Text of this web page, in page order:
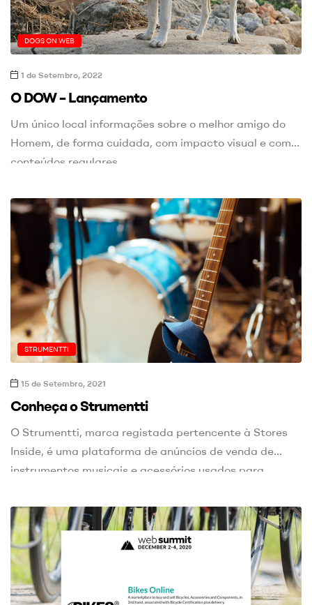
DOGS ON WEB
1 de Setembro, 2022
O DOW – Lançamento
Um único local informações sobre o melhor amigo do
Homem, de forma cuidada, com impacto visual e com
conteúdos regulares.
STRUMENTTI
15 de Setembro, 2021
Conheça o Strumentti
O Strumentti, marca registada pertencente à Stores
Inside, é uma plataforma de anúncios de venda de
instrumentos musicais e acessórios usados para